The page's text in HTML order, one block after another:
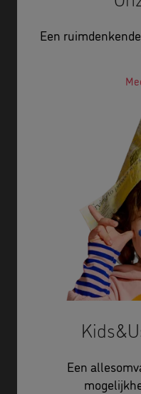
Een
Een